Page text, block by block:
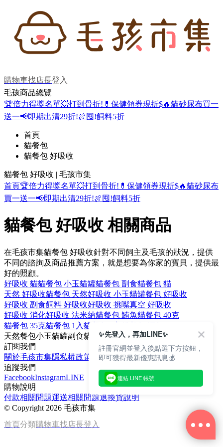
購物車找店長登入
毛孩商品總覽
🏆倍力得獎名單💥打到骨折! 💊保健領券現折$🔥貓砂尿布買一
送一📢即期出清29折!🍖囤!飼料5折
首頁
貓餐包
貓餐包 好吸收
貓餐包 好吸收 | 毛孩市集
首頁🏆倍力得獎名單💥打到骨折! 💊保健領券現折$🔥貓砂尿布
買一送一📢即期出清29折!🍖囤!飼料5折
貓餐包 好吸收 相關商品
在毛孩市集貓餐包 好吸收針對不同飼主及毛孩的狀況，提供
不同的諮詢及商品推薦方案，就是想要為你家的寶貝，提供最
好的照顧。
好吸收 貓貓餐包 小玉貓罐貓餐包 副食貓餐包 貓
天然 好吸收貓餐包 天然好吸收 小玉貓罐餐包 好吸收
好吸收 副食飼料 好吸收好吸收 挑嘴真空 好吸收
好吸收 消化好吸收 法米納貓餐包 鮪魚貓餐包 40克
貓餐包 35克貓餐包 1入貓餐包 6入
天然餐包小玉貓罐副食貓
訂閱我們
關於毛孩市集隱私權政策
文章
追蹤我們
FacebookInstagramLINE
購物說明
付款相關問題運送相關問題退換貨說明
© Copyright 2026 毛孩市集
首頁分類購物車找店長登入
✨先登入，再加LINE✨
註冊官網並登入後點選下方按鈕，
即可獲得最新優惠訊息💰
連結 LINE 帳號